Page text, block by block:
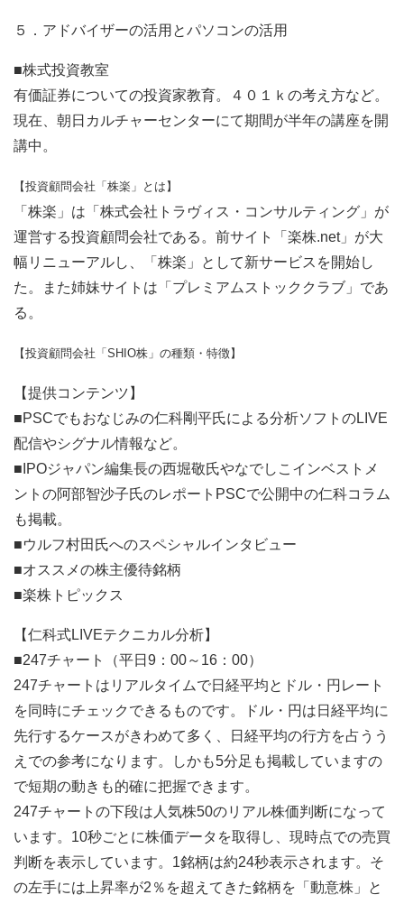
５．アドバイザーの活用とパソコンの活用
■株式投資教室
有価証券についての投資家教育。４０１ｋの考え方など。
現在、朝日カルチャーセンターにて期間が半年の講座を開
講中。
【投資顧問会社「株楽」とは】
「株楽」は「株式会社トラヴィス・コンサルティング」が
運営する投資顧問会社である。前サイト「楽株.net」が大
幅リニューアルし、「株楽」として新サービスを開始し
た。また姉妹サイトは「プレミアムストッククラブ」であ
る。
【投資顧問会社「SHIO株」の種類・特徴】
【提供コンテンツ】
■PSCでもおなじみの仁科剛平氏による分析ソフトのLIVE
配信やシグナル情報など。
■IPOジャパン編集長の西堀敬氏やなでしこインベストメ
ントの阿部智沙子氏のレポートPSCで公開中の仁科コラム
も掲載。
■ウルフ村田氏へのスペシャルインタビュー
■オススメの株主優待銘柄
■楽株トピックス
【仁科式LIVEテクニカル分析】
■247チャート（平日9：00～16：00）
247チャートはリアルタイムで日経平均とドル・円レート
を同時にチェックできるものです。ドル・円は日経平均に
先行するケースがきわめて多く、日経平均の行方を占うう
えでの参考になります。しかも5分足も掲載していますの
で短期の動きも的確に把握できます。
247チャートの下段は人気株50のリアル株価判断になって
います。10秒ごとに株価データを取得し、現時点での売買
判断を表示しています。1銘柄は約24秒表示されます。そ
の左手には上昇率が2％を超えてきた銘柄を「動意株」と